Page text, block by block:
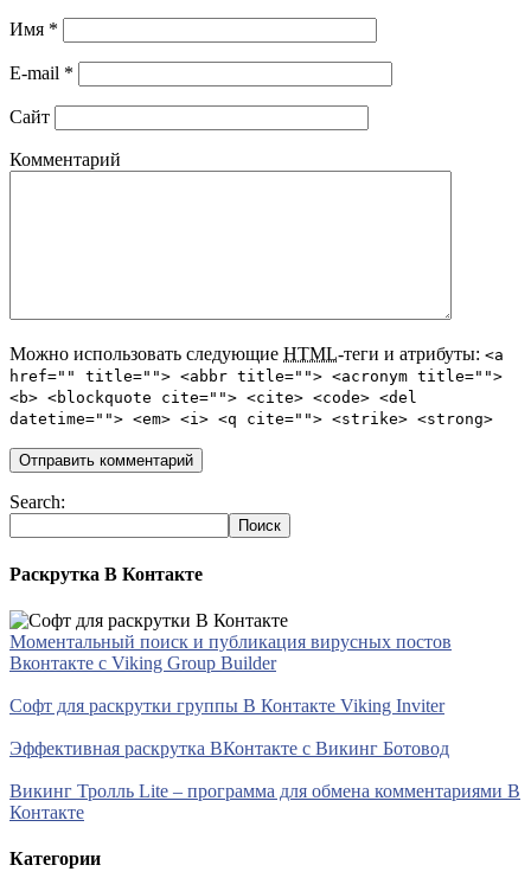
Имя *
E-mail *
Сайт
Комментарий
Можно использовать следующие HTML-теги и атрибуты: <a
href="" title=""> <abbr title=""> <acronym title="">
<b> <blockquote cite=""> <cite> <code> <del
datetime=""> <em> <i> <q cite=""> <strike> <strong>
Search:
Раскрутка В Контакте
Моментальный поиск и публикация вирусных постов
Вконтакте с Viking Group Builder
Софт для раскрутки группы В Контакте Viking Inviter
Эффективная раскрутка ВКонтакте с Викинг Ботовод
Викинг Тролль Lite – программа для обмена комментариями В
Контакте
Категории